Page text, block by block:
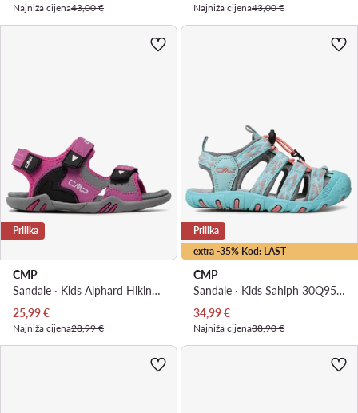
Najniža cijena43,00 € Najniža cijena43,00 €
Prilika
CMP
Sandale · Kids Alphard Hiking Sandal 39Q9614 · Ružičasta
Trenutna cijena
25,99€
Najniža cijena28,99 €
extra -35% Kod: LAST
Prilika
CMP
Sandale · Kids Sahiph 30Q9524 · Plava
Trenutna cijena
34,99€
Najniža cijena38,90 €